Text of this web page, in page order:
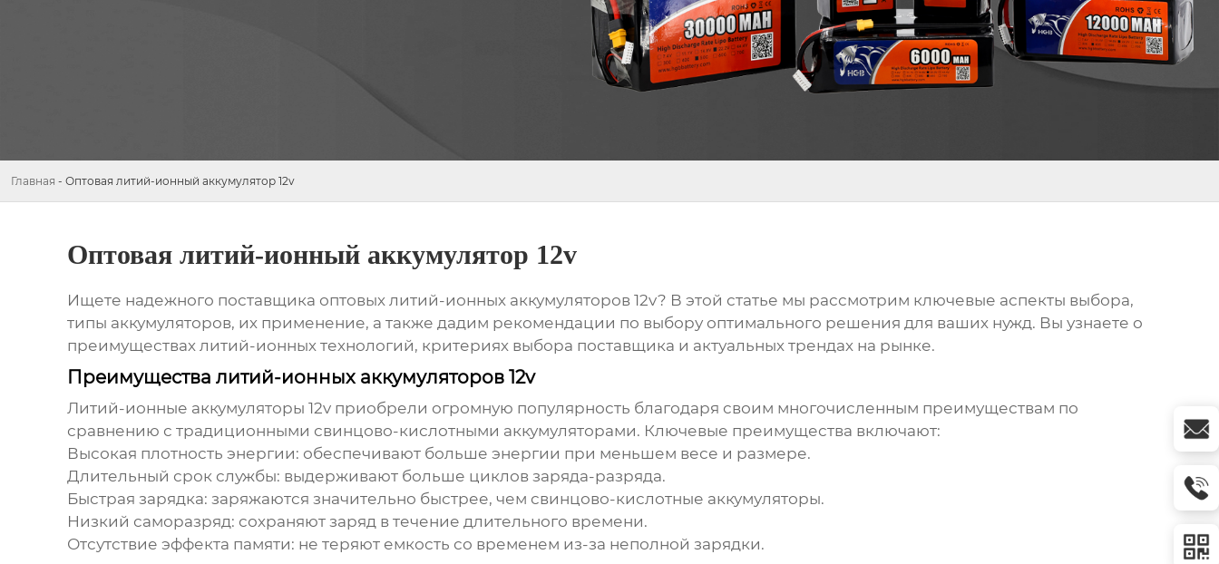
Главная - Оптовая литий-ионный аккумулятор 12v
Оптовая литий-ионный аккумулятор 12v
Ищете надежного поставщика оптовых литий-ионных аккумуляторов 12v? В этой статье мы рассмотрим ключевые аспекты выбора,
типы аккумуляторов, их применение, а также дадим рекомендации по выбору оптимального решения для ваших нужд. Вы узнаете о
преимуществах литий-ионных технологий, критериях выбора поставщика и актуальных трендах на рынке.
Преимущества литий-ионных аккумуляторов 12v
Литий-ионные аккумуляторы 12vприобрели огромную популярность благодаря своим многочисленным преимуществам по
сравнению с традиционными свинцово-кислотными аккумуляторами. Ключевые преимущества включают:
Высокая плотность энергии: обеспечивают больше энергии при меньшем весе и размере.
Длительный срок службы: выдерживают больше циклов заряда-разряда.
Быстрая зарядка: заряжаются значительно быстрее, чем свинцово-кислотные аккумуляторы.
Низкий саморазряд: сохраняют заряд в течение длительного времени.
Отсутствие эффекта памяти: не теряют емкость со временем из-за неполной зарядки.